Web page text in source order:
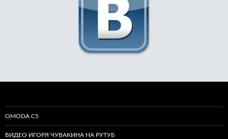
OMODA C5
ВИДЕО ИГОРЯ ЧУВАКИНА НА РУТУБ